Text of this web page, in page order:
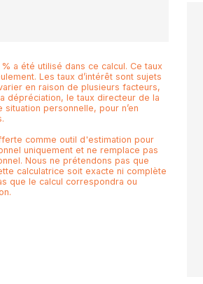
a été utilisé dans ce calcul. Ce taux
Les taux d’intérêt sont sujets
en raison de plusieurs facteurs,
dépréciation, le taux directeur de la
situation personnelle, pour n’en
comme outil d'estimation pour
uniquement et ne remplace pas
Nous ne prétendons pas que
calculatrice soit exacte ni complète
que le calcul correspondra ou